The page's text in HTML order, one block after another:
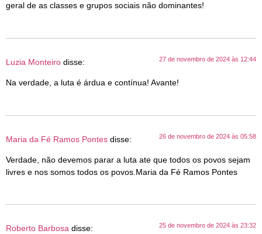
geral de as classes e grupos sociais não dominantes!
Luzia Monteiro disse: 27 de novembro de 2024 às 12:44
Na verdade, a luta é árdua e contínua! Avante!
Maria da Fé Ramos Pontes disse: 26 de novembro de 2024 às 05:58
Verdade, não devemos parar a luta ate que todos os povos sejam
livres e nos somos todos os povos.Maria da Fé Ramos Pontes
Roberto Barbosa disse: 25 de novembro de 2024 às 23:32